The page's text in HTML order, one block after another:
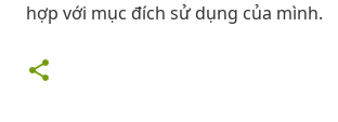
hợp với mục đích sử dụng của mình.